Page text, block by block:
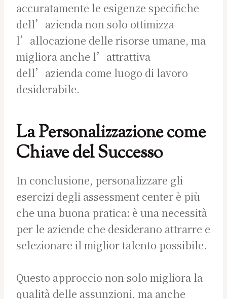
accuratamente le esigenze specifiche
dell’azienda non solo ottimizza
l’allocazione delle risorse umane, ma
migliora anche l’attrattiva
dell’azienda come luogo di lavoro
desiderabile.
La Personalizzazione come
Chiave del Successo
In conclusione, personalizzare gli
esercizi degli assessment center è più
che una buona pratica: è una necessità
per le aziende che desiderano attrarre e
selezionare il miglior talento possibile.
Questo approccio non solo migliora la
qualità delle assunzioni, ma anche